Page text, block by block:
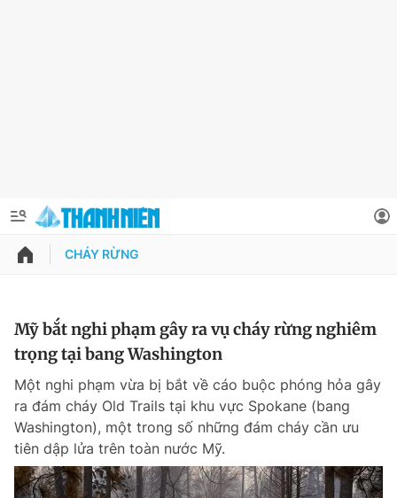
QUẢNG CÁO
Chuyên mục khác
Chào ngày mới Tin 24h
Thông tin tài khoản
Đổi mật khẩu
Tin đã lưu
Tin đã xem
Đăng xuất
CHÁY RỪNG
Mỹ bắt nghi phạm gây ra vụ cháy rừng nghiêm
trọng tại bang Washington
Một nghi phạm vừa bị bắt về cáo buộc phóng hỏa gây
ra đám cháy Old Trails tại khu vực Spokane (bang
Washington), một trong số những đám cháy cần ưu
tiên dập lửa trên toàn nước Mỹ.